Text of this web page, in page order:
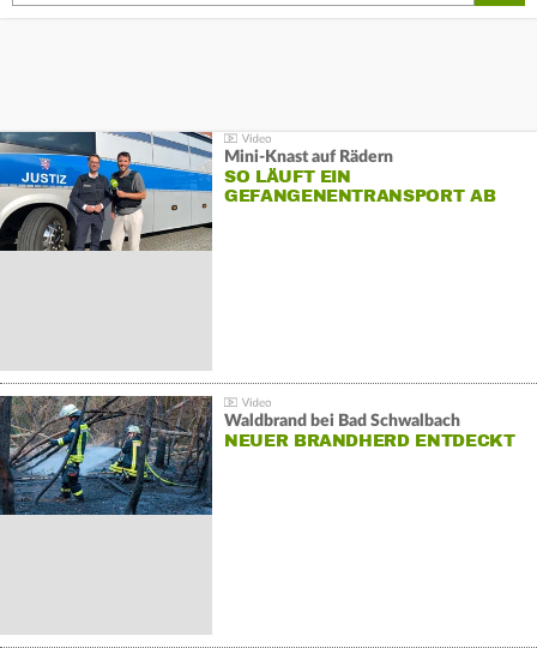
Mini-Knast auf Rädern
SO LÄUFT EIN
GEFANGENENTRANSPORT AB
Waldbrand bei Bad Schwalbach
NEUER BRANDHERD ENTDECKT